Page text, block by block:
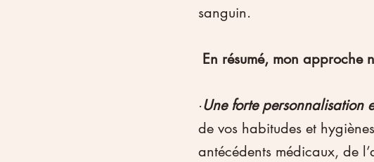
sanguin.
En résumé, mon approche
·Une forte personnalisation
de vos habitudes et
antécédents médicaux, de